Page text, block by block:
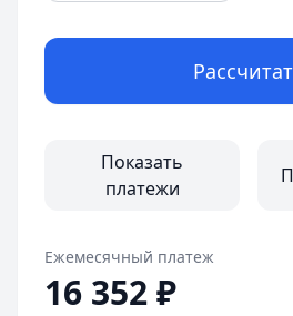
Показать
платежи
Ежемесячный платеж
16 352₽